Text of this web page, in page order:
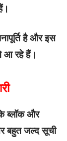
है और इस
आ रहे हैं।
ब्लॉक और
बहुत जल्द सूची